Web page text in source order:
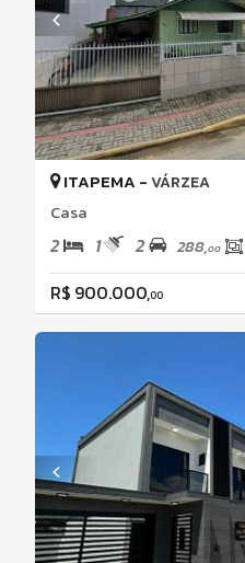
ITAPEMA -VÁRZEA
Casa
2 1 2 288,00
R$ 900.000,00